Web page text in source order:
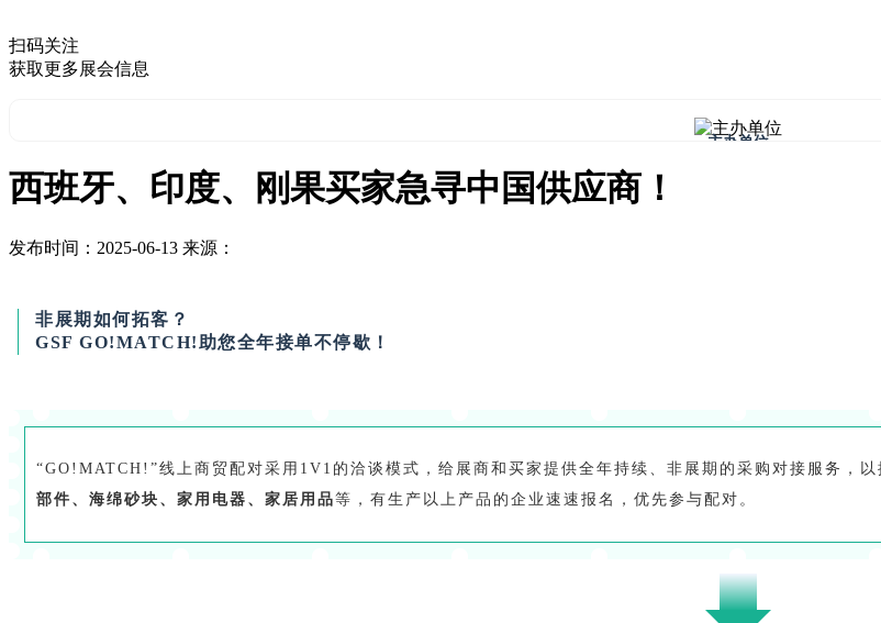
扫码关注
获取更多展会信息
主办单位
西班牙、印度、刚果买家急寻中国供应商！
发布时间：2025-06-13 来源：
非展期如何拓客？
GSF GO!MATCH!助您全年接单不停歇！
“GO!MATCH!”线上商贸配对采用1V1的洽谈模式，给展商和买家提供全年持续、非展期的采购对接服务，
部件、海绵砂块、家用电器、家居用品等，有生产以上产品的企业速速报名，优先参与配对。